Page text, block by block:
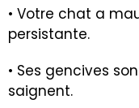
• Votre chat a
persistante.
• Ses gencives
saignent.